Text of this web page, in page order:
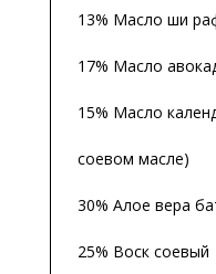
13% Масло ши
17% Масло
15% Масло
соевом масле)
30% Алое вера
25% Воск соевый